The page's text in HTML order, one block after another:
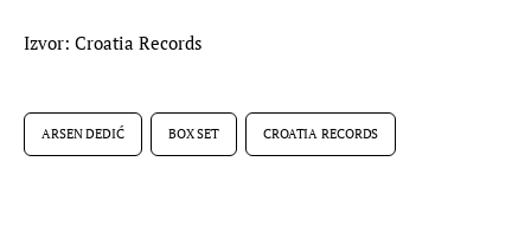
Izvor: Croatia Records
ARSEN DEDIĆ BOX SET CROATIA RECORDS